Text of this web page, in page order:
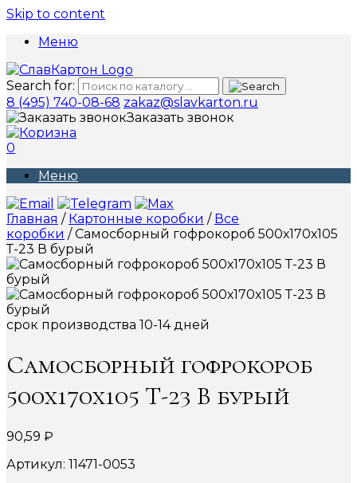
Skip to content
Меню
Search for:
8 (495) 740-08-68 zakaz@slavkarton.ru
Заказать звонок
0
Меню
Главная / Картонные коробки / Все
коробки / Самосборный гофрокороб 500х170х105
Т-23 В бурый
срок производства 10-14 дней
Самосборный гофрокороб
500х170х105 Т-23 В бурый
90,59 ₽
Артикул: 11471-0053